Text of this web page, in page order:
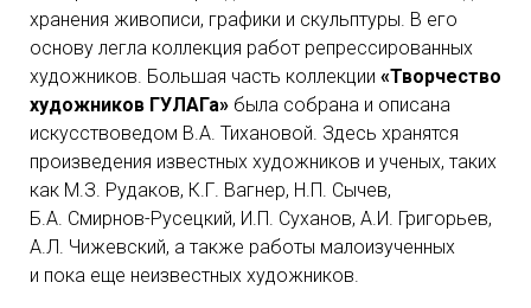
хранения живописи, графики и скульптуры. В его
основу легла коллекция работ репрессированных
художников. Большая часть коллекции «Творчество
художников ГУЛАГа» была собрана и описана
искусствоведом В.А. Тихановой. Здесь хранятся
произведения известных художников и ученых, таких
как М.З. Рудаков, К.Г. Вагнер, Н.П. Сычев,
Б.А. Смирнов-Русецкий, И.П. Суханов, А.И. Григорьев,
А.Л. Чижевский, а также работы малоизученных
и пока еще неизвестных художников.